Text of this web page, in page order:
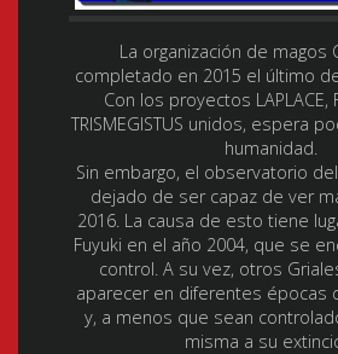
La organización de magos
completado en 2015 el último
Con los proyectos LAPLACE,
TRISMEGISTUS unidos, espera
humanidad.
Sin embargo, el observatorio del
dejado de ser capaz de ver
2016. La causa de esto tiene
Fuyuki en el año 2004, que se
control. A su vez, otros
aparecer en diferentes épocas
y, a menos que sean
misma a su